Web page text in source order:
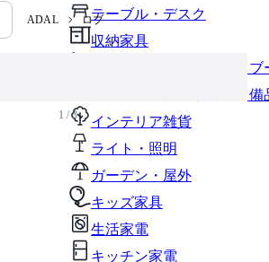
テーブル・デスク
収納家具
パーソナルブース・集中ブ
オフィスアクセサリー・備
インテリア雑貨
ライト・照明
ガーデン・屋外
キッズ家具
生活家電
キッチン家電
ADAL ロブ
1 / 3